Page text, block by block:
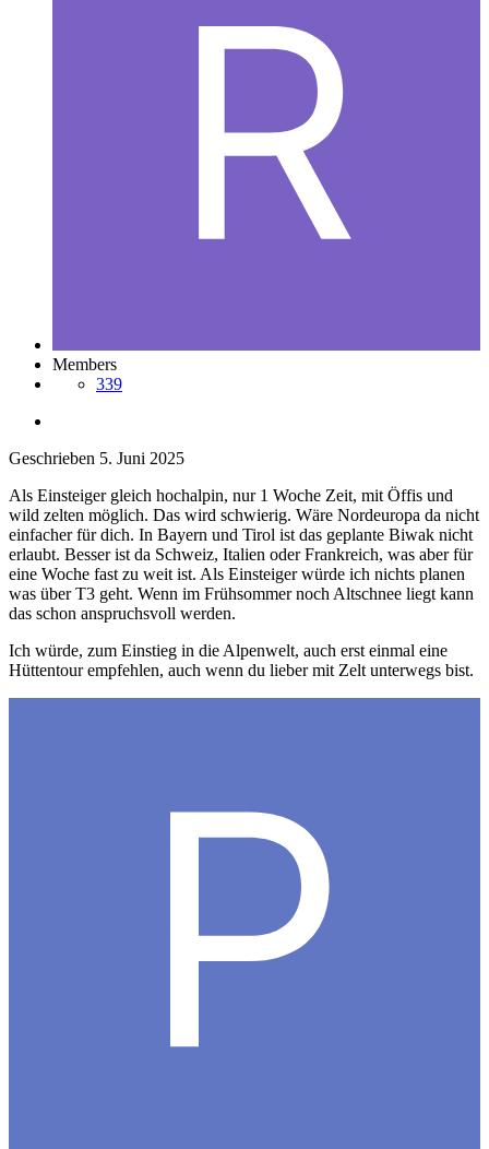
Members
339
Geschrieben 5. Juni 2025
Als Einsteiger gleich hochalpin, nur 1 Woche Zeit, mit Öffis und
wild zelten möglich. Das wird schwierig. Wäre Nordeuropa da nicht
einfacher für dich. In Bayern und Tirol ist das geplante Biwak nicht
erlaubt. Besser ist da Schweiz, Italien oder Frankreich, was aber für
eine Woche fast zu weit ist. Als Einsteiger würde ich nichts planen
was über T3 geht. Wenn im Frühsommer noch Altschnee liegt kann
das schon anspruchsvoll werden.
Ich würde, zum Einstieg in die Alpenwelt, auch erst einmal eine
Hüttentour empfehlen, auch wenn du lieber mit Zelt unterwegs bist.